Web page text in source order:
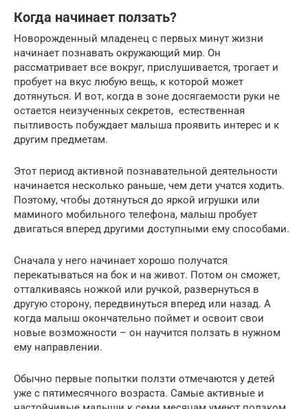
Когда начинает ползать?
Новорожденный младенец с первых минут жизни
начинает познавать окружающий мир. Он
рассматривает все вокруг, прислушивается, трогает и
пробует на вкус любую вещь, к которой может
дотянуться. И вот, когда в зоне досягаемости руки не
остается неизученных секретов, естественная
пытливость побуждает малыша проявить интерес и к
другим предметам.
Этот период активной познавательной деятельности
начинается несколько раньше, чем дети учатся ходить.
Поэтому, чтобы дотянуться до яркой игрушки или
маминого мобильного телефона, малыш пробует
двигаться вперед другими доступными ему способами.
Сначала у него начинает хорошо получатся
перекатываться на бок и на живот. Потом он сможет,
отталкиваясь ножкой или ручкой, развернуться в
другую сторону, передвинуться вперед или назад. А
когда малыш окончательно поймет и освоит свои
новые возможности – он научится ползать в нужном
ему направлении.
Обычно первые попытки ползти отмечаются у детей
уже с пятимесячного возраста. Самые активные и